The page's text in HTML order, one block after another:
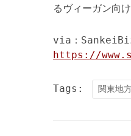
るヴィーガン向
via：
https://
Tags: 関東地